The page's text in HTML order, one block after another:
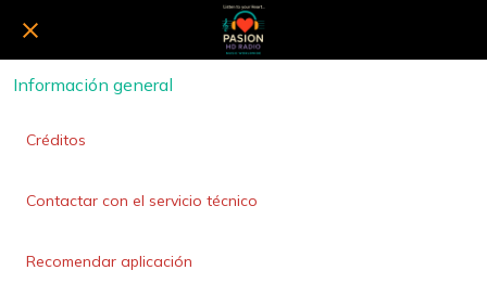
Información general
Créditos
Contactar con el servicio técnico
Recomendar aplicación